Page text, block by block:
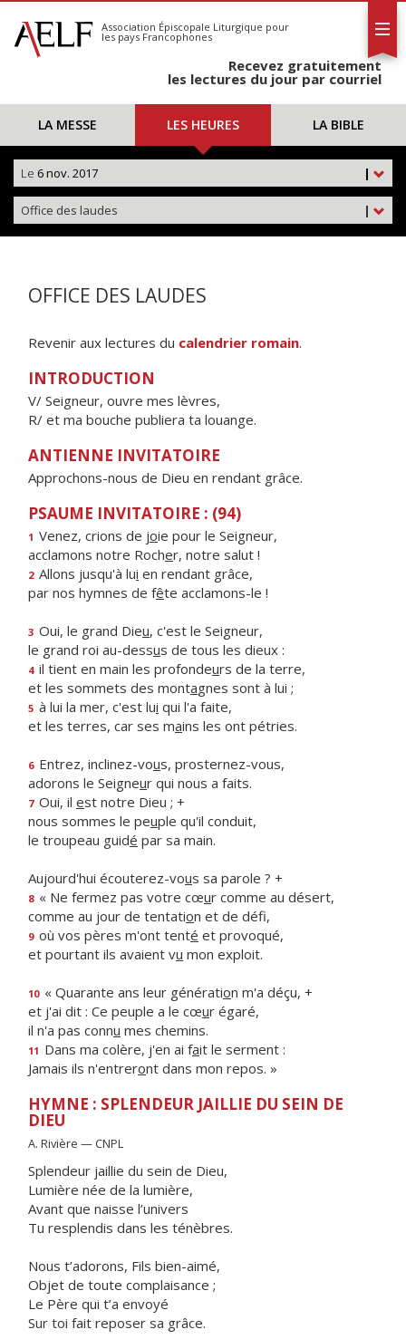
S'abonner
Calendrier
Association Épiscopale Liturgique pour
les pays Francophones
Recevez gratuitement
les lectures du jour par courriel
LA MESSE LES HEURES LA BIBLE
|
Le 6 nov. 2017
|
Office des laudes
OFFICE DES LAUDES
Revenir aux lectures du calendrier romain.
INTRODUCTION
V/ Seigneur, ouvre mes lèvres,
R/ et ma bouche publiera ta louange.
ANTIENNE INVITATOIRE
Approchons-nous de Dieu en rendant grâce.
PSAUME INVITATOIRE : (94)
1 Venez, crions de joie pour le Seigneur,
acclamons notre Rocher, notre salut !
2 Allons jusqu'à lui en rendant grâce,
par nos hymnes de fête acclamons-le !
3 Oui, le grand Dieu, c'est le Seigneur,
le grand roi au-dessus de tous les dieux :
4 il tient en main les profondeurs de la terre,
et les sommets des montagnes sont à lui ;
5 à lui la mer, c'est lui qui l'a faite,
et les terres, car ses mains les ont pétries.
6 Entrez, inclinez-vous, prosternez-vous,
adorons le Seigneur qui nous a faits.
7 Oui, il est notre Dieu ; +
nous sommes le peuple qu'il conduit,
le troupeau guidé par sa main.
Aujourd'hui écouterez-vous sa parole ? +
8 « Ne fermez pas votre cœur comme au désert,
comme au jour de tentation et de défi,
9 où vos pères m'ont tenté et provoqué,
et pourtant ils avaient vu mon exploit.
10 « Quarante ans leur génération m'a déçu, +
et j'ai dit : Ce peuple a le cœur égaré,
il n'a pas connu mes chemins.
11 Dans ma colère, j'en ai fait le serment :
Jamais ils n'entreront dans mon repos. »
HYMNE : SPLENDEUR JAILLIE DU SEIN DE
DIEU
A. Rivière — CNPL
Splendeur jaillie du sein de Dieu,
Lumière née de la lumière,
Avant que naisse l’univers
Tu resplendis dans les ténèbres.
Nous t’adorons, Fils bien-aimé,
Objet de toute complaisance ;
Le Père qui t’a envoyé
Sur toi fait reposer sa grâce.